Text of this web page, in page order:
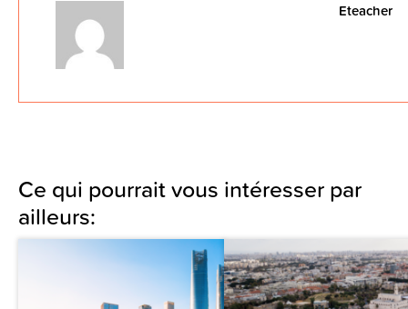
Eteacher
Ce qui pourrait vous intéresser par
ailleurs: